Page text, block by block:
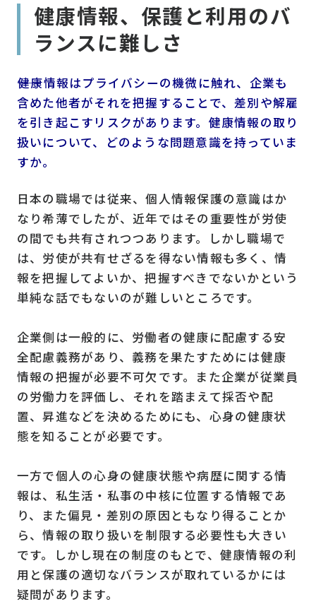
健康情報、保護と利用のバ
ランスに難しさ
――健康情報はプライバシーの機微に触れ、企業も
含めた他者がそれを把握することで、差別や解雇
を引き起こすリスクがあります。健康情報の取り
扱いについて、どのような問題意識を持っていま
すか。
日本の職場では従来、個人情報保護の意識はか
なり希薄でしたが、近年ではその重要性が労使
の間でも共有されつつあります。しかし職場で
は、労使が共有せざるを得ない情報も多く、情
報を把握してよいか、把握すべきでないかという
単純な話でもないのが難しいところです。
企業側は一般的に、労働者の健康に配慮する安
全配慮義務があり、義務を果たすためには健康
情報の把握が必要不可欠です。また企業が従業員
の労働力を評価し、それを踏まえて採否や配
置、昇進などを決めるためにも、心身の健康状
態を知ることが必要です。
一方で個人の心身の健康状態や病歴に関する情
報は、私生活・私事の中核に位置する情報であ
り、また偏見・差別の原因ともなり得ることか
ら、情報の取り扱いを制限する必要性も大きい
です。しかし現在の制度のもとで、健康情報の利
用と保護の適切なバランスが取れているかには
疑問があります。